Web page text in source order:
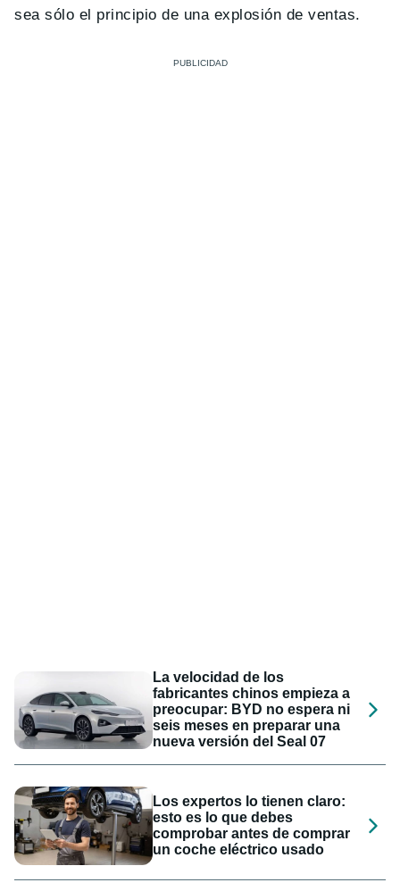
sea sólo el principio de una explosión de ventas.
La velocidad de los
fabricantes chinos empieza a
preocupar: BYD no espera ni
seis meses en preparar una
nueva versión del Seal 07
Los expertos lo tienen claro:
esto es lo que debes
comprobar antes de comprar
un coche eléctrico usado